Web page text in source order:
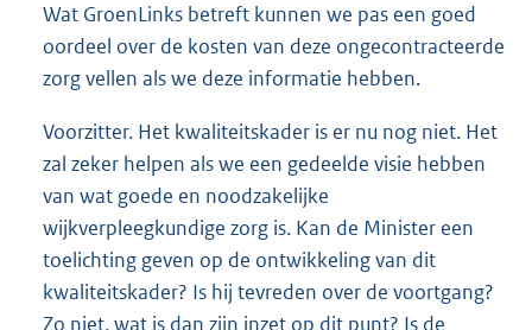
Wat GroenLinks betreft kunnen we pas een goed
oordeel over de kosten van deze ongecontracteerde
zorg vellen als we deze informatie hebben.
Voorzitter. Het kwaliteitskader is er nu nog niet. Het
zal zeker helpen als we een gedeelde visie hebben
van wat goede en noodzakelijke
wijkverpleegkundige zorg is. Kan de Minister een
toelichting geven op de ontwikkeling van dit
kwaliteitskader? Is hij tevreden over de voortgang?
Zo niet, wat is dan zijn inzet op dit punt? Is de